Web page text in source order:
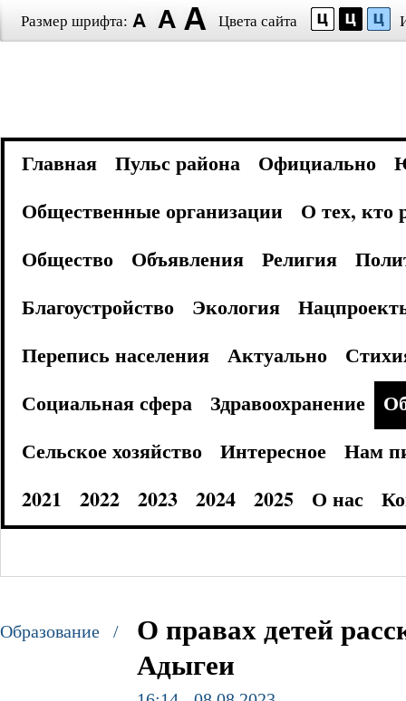
Размер шрифта: Цвета сайта
Главная Пульс района Официально
Общественные организации
О тех, кто
Общество
Объявления Религия
Благоустройство
Экология
Перепись населения
Актуально
Социальная сфера
Здравоохранение
Сельское хозяйство
Интересное
Нам
2021
2022 2023 2024 2025 О нас
Образование /
О правах детей
Адыгеи